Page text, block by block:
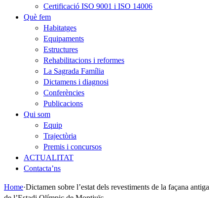
Certificació ISO 9001 i ISO 14006
Què fem
Habitatges
Equipaments
Estructures
Rehabilitacions i reformes
La Sagrada Família
Dictamens i diagnosi
Conferències
Publicacions
Qui som
Equip
Trajectòria
Premis i concursos
ACTUALITAT
Contacta’ns
Home·Dictamen sobre l’estat dels revestiments de la façana antiga